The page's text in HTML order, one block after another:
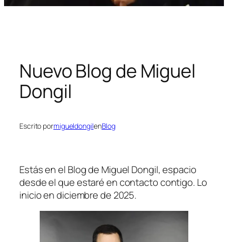
Nuevo Blog de Miguel
Dongil
Escrito pormigueldongilenBlog
Estás en el Blog de Miguel Dongil, espacio
desde el que estaré en contacto contigo. Lo
inicio en diciembre de 2025.